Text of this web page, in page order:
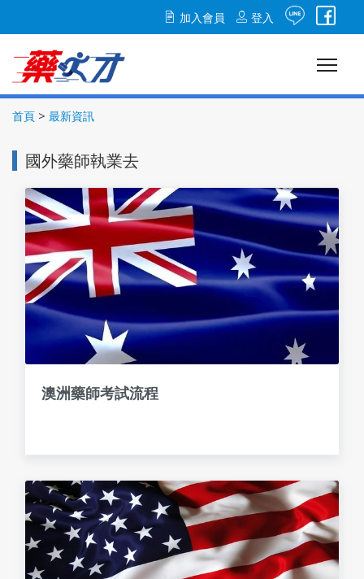
加入會員 登入
首頁 最新資訊
國外藥師執業去
澳洲藥師考試流程